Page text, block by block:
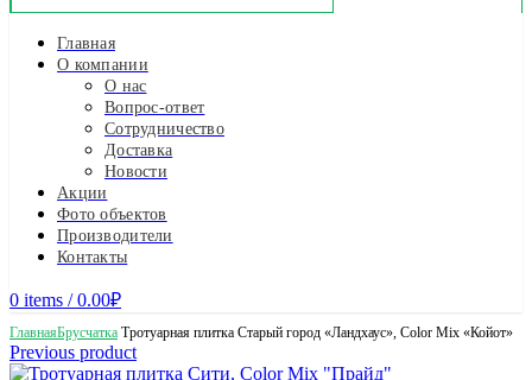
Главная
О компании
О нас
Вопрос-ответ
Сотрудничество
Доставка
Новости
Акции
Фото объектов
Производители
Контакты
0 items / 0.00₽
ГлавнаяБрусчатка Тротуарная плитка Старый город «Ландхаус», Color Mix «Койот»
Previous product